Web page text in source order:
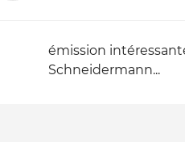
émission
Schneidermann...